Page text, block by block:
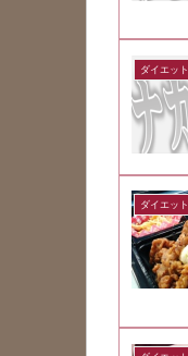
ダイエット
ダイエット